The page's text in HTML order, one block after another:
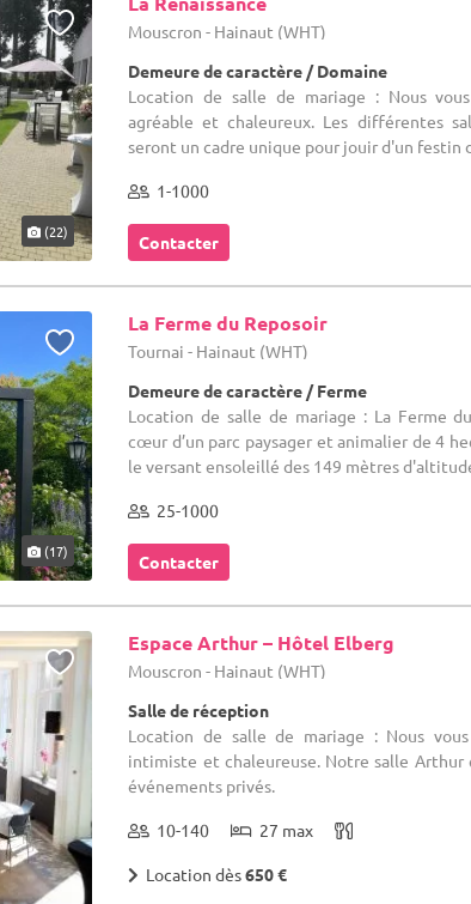
(22)
Mouscron - Hainaut (WHT)
Demeure de caractère / Domaine
Location de salle de mariage : Nous
agréable et chaleureux. Les différentes
seront un cadre unique pour jouir d'un festin
1-1000
Contacter
(17)
La Ferme du Reposoir
Tournai - Hainaut (WHT)
Demeure de caractère / Ferme
Location de salle de mariage : La Ferme
cœur d’un parc paysager et animalier de 4
le versant ensoleillé des 149 mètres
25-1000
Contacter
Espace Arthur – Hôtel Elberg
Mouscron - Hainaut (WHT)
Salle de réception
Location de salle de mariage : Nous
intimiste et chaleureuse. Notre salle Arthur
événements privés.
10-140 27 max
Location dès650 €